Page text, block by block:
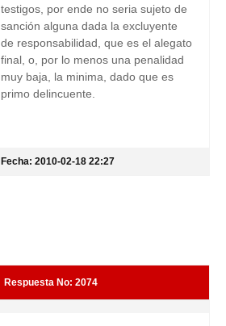
testigos, por ende no seria sujeto de
sanción alguna dada la excluyente
de responsabilidad, que es el alegato
final, o, por lo menos una penalidad
muy baja, la minima, dado que es
primo delincuente.
Fecha: 2010-02-18 22:27
Respuesta No: 2074